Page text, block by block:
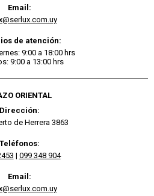
Email:
de atención:
9:00 a 18:00 hrs
9:00 a 13:00 hrs
ORIENTAL
Dirección:
de Herrera 3863
Teléfonos:
| 099 348 904
Email: